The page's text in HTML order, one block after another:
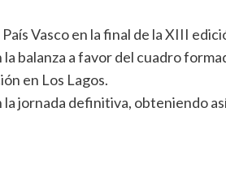
Vasco en la final de la XIII
balanza a favor del cuadro
en Los Lagos.
jornada definitiva, obteniendo